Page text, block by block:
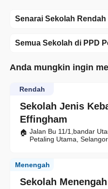
Senarai Sekolah
Semua Sekolah di PPD
Anda mungkin ingin
Sekolah Jenis
Effingham
Rendah
Jalan Bu 11/1,bandar
Petaling Utama, Selangor
Sekolah
Menengah